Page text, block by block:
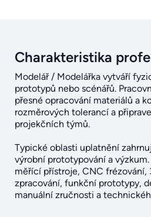
Charakteristika
Modelář / Modelářka vytváří
prototypů nebo scénářů.
přesné opracování materiálů a
rozměrových tolerancí a
projekčních týmů.
Typické oblasti uplatnění
výrobní prototypování a
měřící přístroje, CNC frézování,
zpracování, funkční prototypy,
manuální zručnosti a